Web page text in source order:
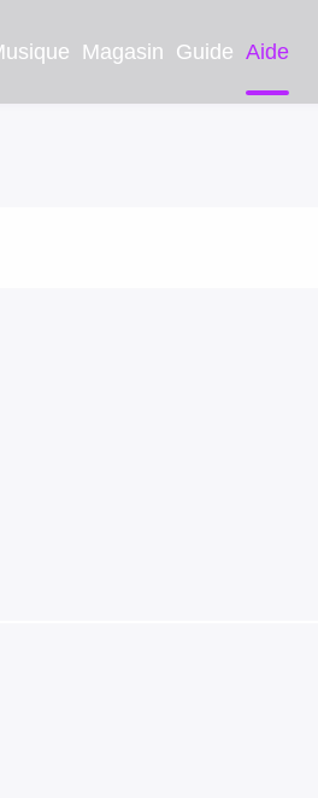
Magasin Guide Aide